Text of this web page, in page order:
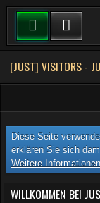
[JUST] VISITORS -
Diese Seite
erklären Sie sich
Weitere Informationen
WILLKOMMEN BEI